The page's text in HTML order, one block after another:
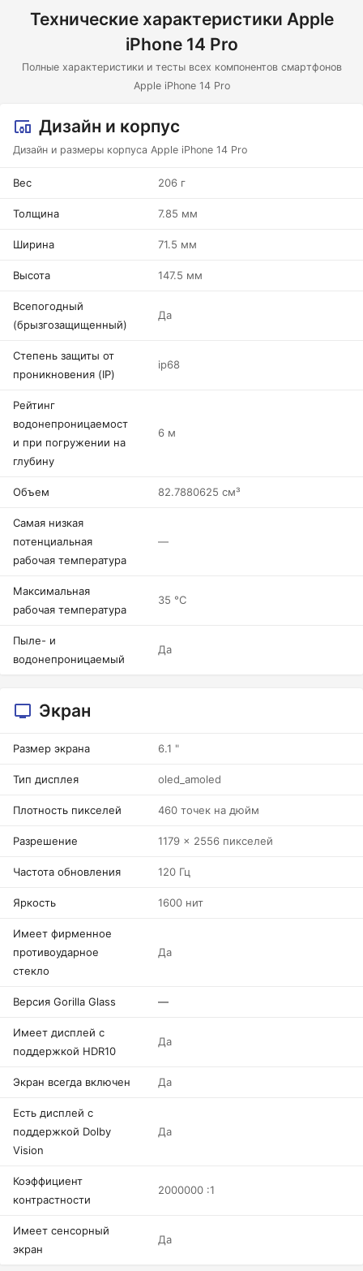
Технические характеристики Apple
iPhone 14 Pro
Полные характеристики и тесты всех компонентов смартфонов
Apple iPhone 14 Pro
Дизайн и корпус
Дизайн и размеры корпуса Apple iPhone 14 Pro
Вес 206 г
Толщина 7.85 мм
Ширина 71.5 мм
Высота 147.5 мм
Всепогодный
(брызгозащищенный)
Да
Степень защиты от
проникновения (IP)
ip68
Рейтинг
водонепроницаемост
и при погружении на
глубину
6 м
Объем 82.7880625 см³
Самая низкая
потенциальная
рабочая температура
—
Максимальная
рабочая температура
35 °C
Пыле- и
водонепроницаемый
Да
Экран
Размер экрана 6.1 "
Тип дисплея oled_amoled
Плотность пикселей 460 точек на дюйм
Разрешение 1179 x 2556 пикселей
Частота обновления 120 Гц
Яркость 1600 нит
Имеет фирменное
противоударное
стекло
Да
Версия Gorilla Glass —
Имеет дисплей с
поддержкой HDR10
Да
Экран всегда включен Да
Есть дисплей с
поддержкой Dolby
Vision
Да
Коэффициент
контрастности
2000000 :1
Имеет сенсорный
экран
Да